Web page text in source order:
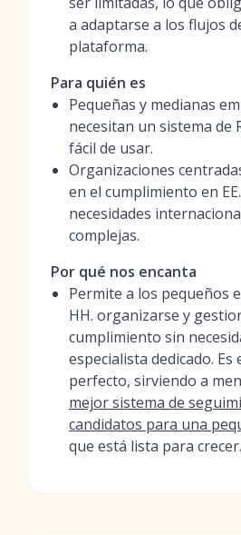
a adaptarse a los flujos
plataforma.
Para quién es
Pequeñas y medianas
necesitan un sistema de
fácil de usar.
Organizaciones
en el cumplimiento en
necesidades
complejas.
Por qué nos encanta
Permite a los pequeños
HH. organizarse y
cumplimiento sin
especialista dedicado.
perfecto, sirviendo a
mejor sistema de
candidatos para una
que está lista para crecer.